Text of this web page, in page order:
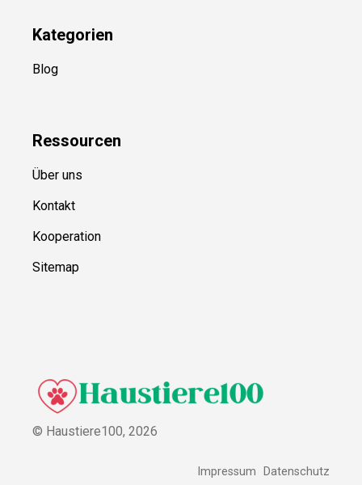
Kategorien
Blog
Ressourcen
Über uns
Kontakt
Kooperation
Sitemap
© Haustiere100, 2026
Impressum Datenschutz